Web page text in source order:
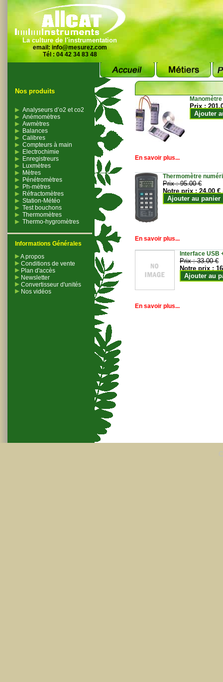
La culture de l'instrumentation
email: info@mesurez.com
Tél : 04 42 34 83 48
Nos produits
Analyseurs d’o2 et co2
Anémomètres
Awmètres
Balances
Calibres
Compteurs à main
Electrochimie
Enregistreurs
Luxmètres
Mètres
Pénétromètres
Ph-mètres
Réfractomètres
Station-Météo
Test bouchons
Thermomètres
Thermo-hygromètres
Informations Générales
A propos
Conditions de vente
Plan d'accès
Newsletter
Convertisseur d'unités
Nos vidéos
Prix :
Ajouter
En savoir plus...
Thermomètre
Prix :95.00 €
Notre prix :24.00 €
Ajouter au panier
En savoir plus...
Interface USB
Prix :33.00 €
Notre prix :
Ajouter au
En savoir plus...